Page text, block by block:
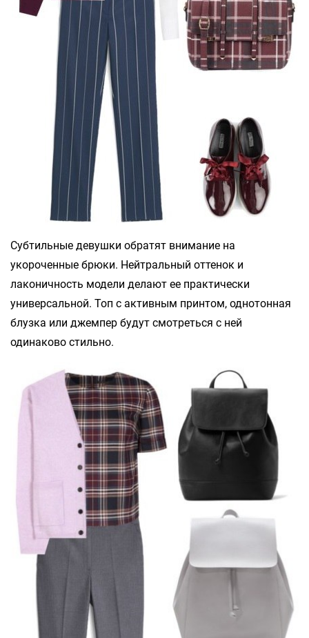
Субтильные девушки обратят внимание на
укороченные брюки. Нейтральный оттенок и
лаконичность модели делают ее практически
универсальной. Топ с активным принтом, однотонная
блузка или джемпер будут смотреться с ней
одинаково стильно.